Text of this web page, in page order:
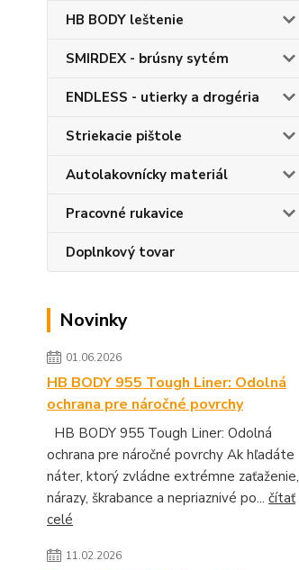
HB BODY leštenie
SMIRDEX - brúsny sytém
ENDLESS - utierky a drogéria
Striekacie pištole
Autolakovnícky materiál
Pracovné rukavice
Doplnkový tovar
Novinky
01.06.2026
HB BODY 955 Tough Liner: Odolná
ochrana pre náročné povrchy
HB BODY 955 Tough Liner: Odolná
ochrana pre náročné povrchy Ak hľadáte
náter, ktorý zvládne extrémne zaťaženie,
nárazy, škrabance a nepriaznivé po... čítať
celé
11.02.2026